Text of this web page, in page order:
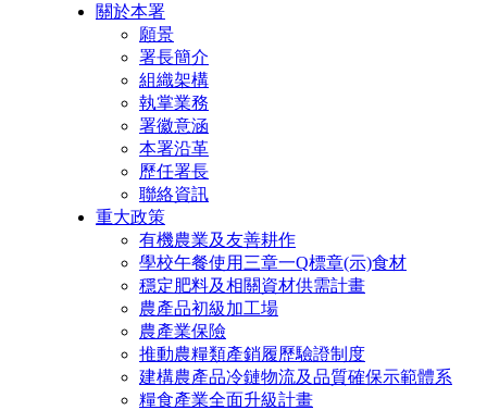
關於本署
願景
署長簡介
組織架構
執掌業務
署徽意涵
本署沿革
歷任署長
聯絡資訊
重大政策
有機農業及友善耕作
學校午餐使用三章一Q標章(示)食材
穩定肥料及相關資材供需計畫
農產品初級加工場
農產業保險
推動農糧類產銷履歷驗證制度
建構農產品冷鏈物流及品質確保示範體系
糧食產業全面升級計畫